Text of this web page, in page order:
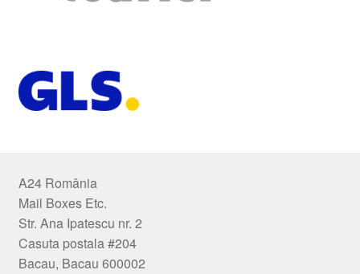
A24 România
Mail Boxes Etc.
Str. Ana Ipatescu nr. 2
Casuta postala #204
Bacau, Bacau 600002